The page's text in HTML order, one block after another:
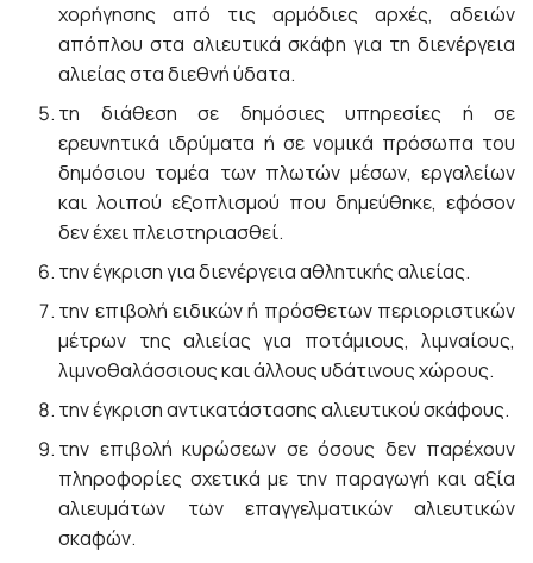
χορήγησης από τις αρμόδιες αρχές, αδειών
απόπλου στα αλιευτικά σκάφη για τη διενέργεια
αλιείας στα διεθνή ύδατα.
τη διάθεση σε δημόσιες υπηρεσίες ή σε
ερευνητικά ιδρύματα ή σε νομικά πρόσωπα του
δημόσιου τομέα των πλωτών μέσων, εργαλείων
και λοιπού εξοπλισμού που δημεύθηκε, εφόσον
δεν έχει πλειστηριασθεί.
την έγκριση για διενέργεια αθλητικής αλιείας.
την επιβολή ειδικών ή πρόσθετων περιοριστικών
μέτρων της αλιείας για ποτάμιους, λιμναίους,
λιμνοθαλάσσιους και άλλους υδάτινους χώρους.
την έγκριση αντικατάστασης αλιευτικού σκάφους.
την επιβολή κυρώσεων σε όσους δεν παρέχουν
πληροφορίες σχετικά με την παραγωγή και αξία
αλιευμάτων των επαγγελματικών αλιευτικών
σκαφών.